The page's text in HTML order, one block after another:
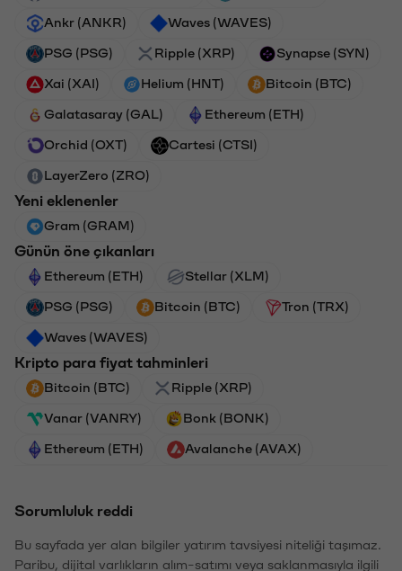
Ankr (ANKR) Waves (WAVES)
PSG (PSG) Ripple (XRP) Synapse (SYN)
Xai (XAI) Helium (HNT) Bitcoin (BTC)
Galatasaray (GAL) Ethereum (ETH)
Orchid (OXT) Cartesi (CTSI)
LayerZero (ZRO)
Yeni eklenenler
Gram (GRAM)
Günün öne çıkanları
Ethereum (ETH) Stellar (XLM)
PSG (PSG) Bitcoin (BTC) Tron (TRX)
Waves (WAVES)
Kripto para fiyat tahminleri
Bitcoin (BTC) Ripple (XRP)
Vanar (VANRY) Bonk (BONK)
Ethereum (ETH) Avalanche (AVAX)
Sorumluluk reddi
Bu sayfada yer alan bilgiler yatırım tavsiyesi niteliği taşımaz.
Paribu, dijital varlıkların alım-satımı veya saklanmasıyla ilgili